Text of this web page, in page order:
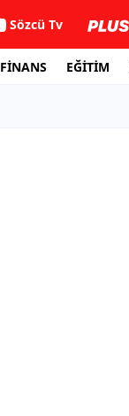
Sözcü Tv
FİNANS EĞİTİM